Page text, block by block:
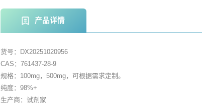
产品详情
货号：DX20251020956
CAS：761437-28-9
规格：100mg，500mg，可根据需求定制。
纯度：98%+
生产商：试剂家